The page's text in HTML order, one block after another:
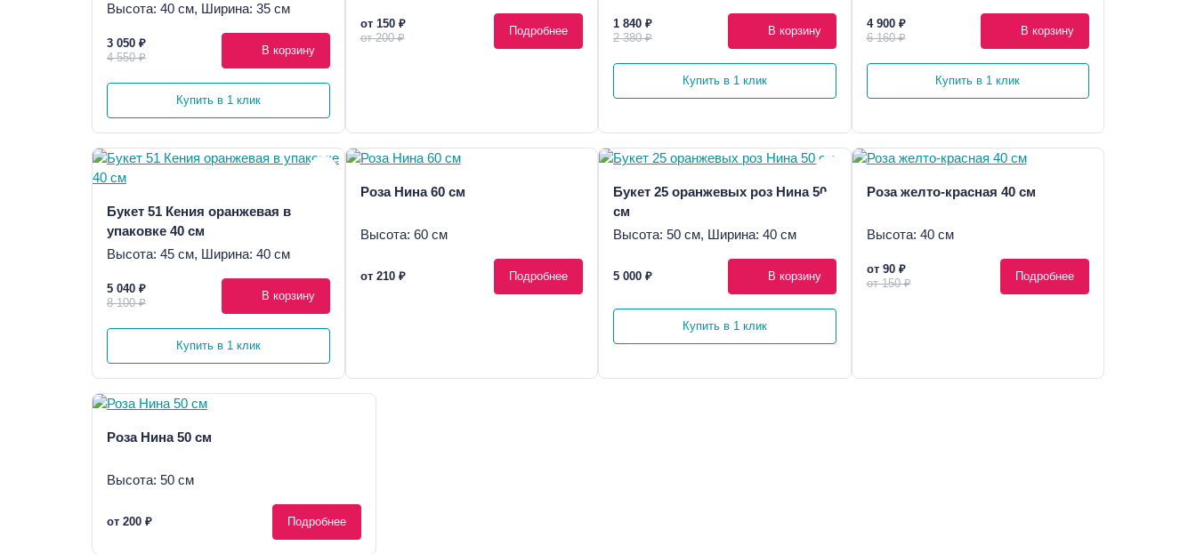
Высота: 40 см, Ширина: 35 см
3 050 ₽
4 550 ₽
В корзину
Купить в 1 клик
от 150 ₽
от 200 ₽
Подробнее
1 840 ₽
2 380 ₽
В корзину
Купить в 1 клик
4 900 ₽
6 160 ₽
В корзину
Купить в 1 клик
Букет 51 Кения оранжевая в
упаковке 40 см
Высота: 45 см, Ширина: 40 см
5 040 ₽
8 100 ₽
В корзину
Купить в 1 клик
Роза Нина 60 см
Высота: 60 см
от 210 ₽ Подробнее
Букет 25 оранжевых роз Нина 50
см
Высота: 50 см, Ширина: 40 см
5 000 ₽ В корзину
Купить в 1 клик
Роза желто-красная 40 см
Высота: 40 см
от 90 ₽
от 150 ₽
Подробнее
Роза Нина 50 см
Высота: 50 см
от 200 ₽ Подробнее